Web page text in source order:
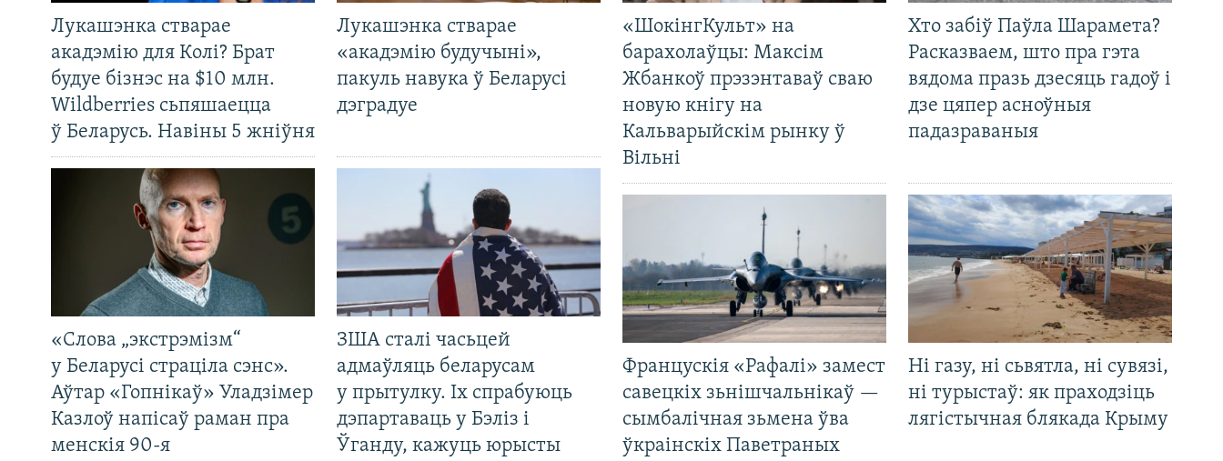
Лукашэнка стварае
акадэмію для Колі? Брат
будуе бізнэс на $10 млн.
Wildberries сьпяшаецца
ў Беларусь. Навіны 5 жніўня
Лукашэнка стварае
«акадэмію будучыні»,
пакуль навука ў Беларусі
дэградуе
«Слова „экстрэмізм“
у Беларусі страціла сэнс».
Аўтар «Гопнікаў» Уладзімер
Казлоў напісаў раман пра
менскія 90-я
ЗША сталі часьцей
адмаўляць беларусам
у прытулку. Іх спрабуюць
дэпартаваць у Бэліз і
Ўганду, кажуць юрысты
«ШокінгКульт» на
барахолаўцы: Максім
Жбанкоў прэзэнтаваў сваю
новую кнігу на
Кальварыйскім рынку ў
Вільні
Хто забіў Паўла Шарамета?
Расказваем, што пра гэта
вядома празь дзесяць гадоў і
дзе цяпер асноўныя
падазраваныя
Францускія «Рафалі» замест
савецкіх зьнішчальнікаў —
сымбалічная зьмена ўва
ўкраінскіх Паветраных
Ні газу, ні сьвятла, ні сувязі,
ні турыстаў: як праходзіць
лягістычная блякада Крыму